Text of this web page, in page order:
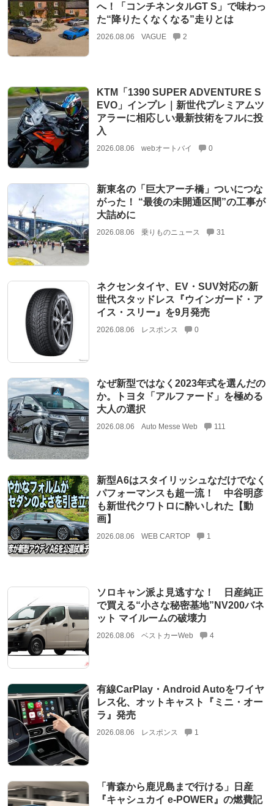
へ！「コンチネンタルGT S」で味わっ
た“降りたくなくなる”走りとは
2026.08.06 VAGUE 2
KTM「1390 SUPER ADVENTURE S
EVO」インプレ｜新世代プレミアムツ
アラーに相応しい最新技術をフルに投
入
2026.08.06 webオートバイ 0
新東名の「巨大アーチ橋」ついにつな
がった！ “最後の未開通区間”の工事が
大詰めに
2026.08.06 乗りものニュース 31
ネクセンタイヤ、EV・SUV対応の新
世代スタッドレス『ウインガード・ア
イス・スリー』を9月発売
2026.08.06 レスポンス 0
なぜ新型ではなく2023年式を選んだの
か。トヨタ「アルファード」を極める
大人の選択
2026.08.06 Auto Messe Web 111
新型A6はスタイリッシュなだけでなく
パフォーマンスも超一流！ 中谷明彦
も新世代クワトロに酔いしれた【動
画】
2026.08.06 WEB CARTOP 1
ソロキャン派よ見逃すな！ 日産純正
で買える“小さな秘密基地”NV200バネ
ット マイルームの破壊力
2026.08.06 ベストカーWeb 4
有線CarPlay・Android Autoをワイヤ
レス化、オットキャスト『ミニ・オー
ラ』発売
2026.08.06 レスポンス 1
「青森から鹿児島まで行ける」日産
『キャシュカイ e-POWER』の燃費記